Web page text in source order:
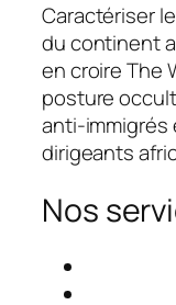
Caractériser
du continent
en croireThe
posture
anti-immigrés
dirigeants
Nos